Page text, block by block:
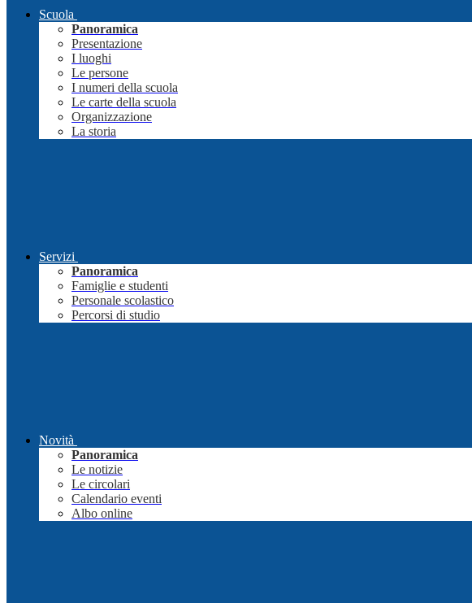
Scuola
Panoramica
Presentazione
I luoghi
Le persone
I numeri della scuola
Le carte della scuola
Organizzazione
La storia
Servizi
Panoramica
Famiglie e studenti
Personale scolastico
Percorsi di studio
Novità
Panoramica
Le notizie
Le circolari
Calendario eventi
Albo online